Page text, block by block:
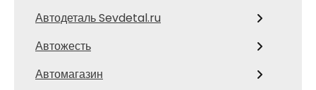
Автодеталь Sevdetal.ru
Автожесть
Автомагазин